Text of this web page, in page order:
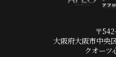
〒
大阪府大阪市中央
クオーツ